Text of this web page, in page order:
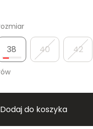
38 40 42
Dodaj do koszyka